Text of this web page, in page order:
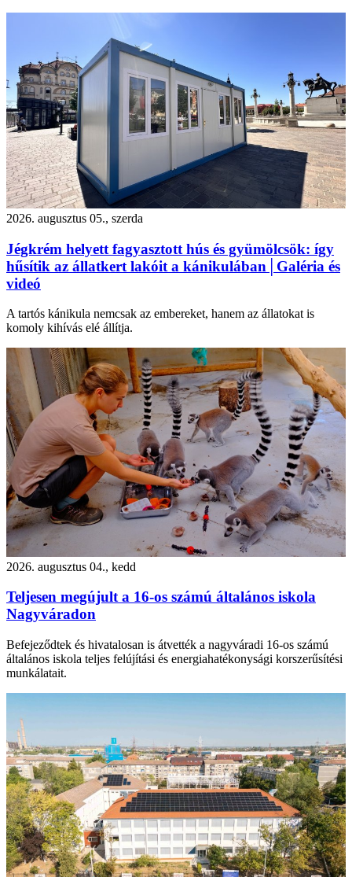
2026. augusztus 05., szerda
Jégkrém helyett fagyasztott hús és gyümölcsök: így
hűsítik az állatkert lakóit a kánikulában│Galéria és
videó
A tartós kánikula nemcsak az embereket, hanem az állatokat is
komoly kihívás elé állítja.
2026. augusztus 04., kedd
Teljesen megújult a 16-os számú általános iskola
Nagyváradon
Befejeződtek és hivatalosan is átvették a nagyváradi 16-os számú
általános iskola teljes felújítási és energiahatékonysági korszerűsítési
munkálatait.